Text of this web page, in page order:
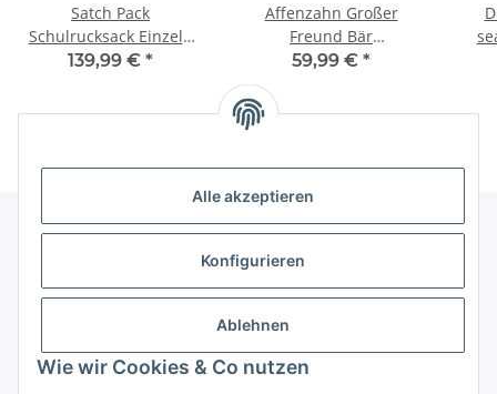
Alle akzeptieren
Konfigurieren
Ablehnen
Wie wir Cookies & Co nutzen
Satch Pack
Schulrucksack Einzeln
Blurry Sky
139,99 € *
Affenzahn Großer
Freund Bär
Kindergartenrucksack
59,99 € *
Gesetzliche Informationen